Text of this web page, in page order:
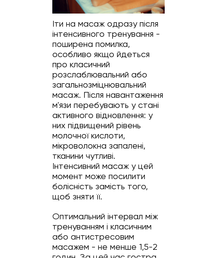
Іти на масаж одразу після
інтенсивного тренування -
поширена помилка,
особливо якщо йдеться
про класичний
розслаблювальний або
загальнозміцнювальний
масаж. Після навантаження
м'язи перебувають у стані
активного відновлення: у
них підвищений рівень
молочної кислоти,
мікроволокна запалені,
тканини чутливі.
Інтенсивний масаж у цей
момент може посилити
болісність замість того,
щоб зняти її.
Оптимальний інтервал між
тренуванням і класичним
або антистресовим
масажем - не менше 1,5-2